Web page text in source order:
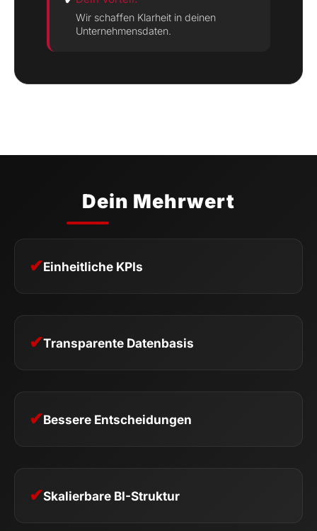
Wir schaffen Klarheit in deinen
Unternehmensdaten.
Dein Mehrwert
✔Einheitliche KPIs
✔Transparente Datenbasis
✔Bessere Entscheidungen
✔Skalierbare BI-Struktur